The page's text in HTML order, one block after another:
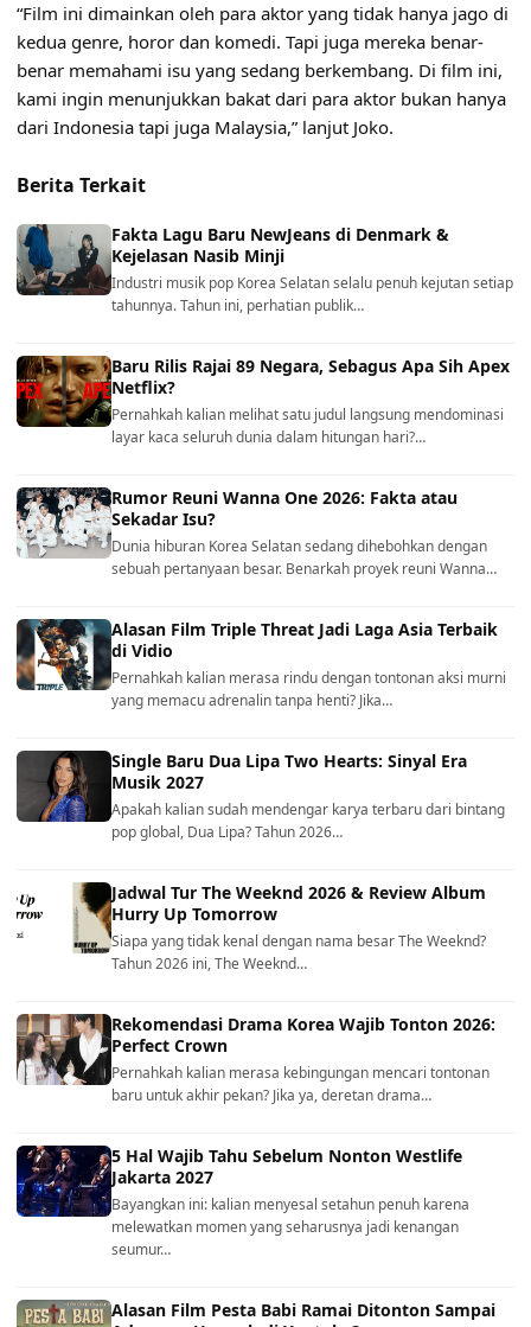
“Film ini dimainkan oleh para aktor yang tidak hanya jago di
kedua genre, horor dan komedi. Tapi juga mereka benar-
benar memahami isu yang sedang berkembang. Di film ini,
kami ingin menunjukkan bakat dari para aktor bukan hanya
dari Indonesia tapi juga Malaysia,” lanjut Joko.
Berita Terkait
Fakta Lagu Baru NewJeans di Denmark &
Kejelasan Nasib Minji
Industri musik pop Korea Selatan selalu penuh kejutan setiap
tahunnya. Tahun ini, perhatian publik…
Baru Rilis Rajai 89 Negara, Sebagus Apa Sih Apex
Netflix?
Pernahkah kalian melihat satu judul langsung mendominasi
layar kaca seluruh dunia dalam hitungan hari?…
Rumor Reuni Wanna One 2026: Fakta atau
Sekadar Isu?
Dunia hiburan Korea Selatan sedang dihebohkan dengan
sebuah pertanyaan besar. Benarkah proyek reuni Wanna…
Alasan Film Triple Threat Jadi Laga Asia Terbaik
di Vidio
Pernahkah kalian merasa rindu dengan tontonan aksi murni
yang memacu adrenalin tanpa henti? Jika…
Single Baru Dua Lipa Two Hearts: Sinyal Era
Musik 2027
Apakah kalian sudah mendengar karya terbaru dari bintang
pop global, Dua Lipa? Tahun 2026…
Jadwal Tur The Weeknd 2026 & Review Album
Hurry Up Tomorrow
Siapa yang tidak kenal dengan nama besar The Weeknd?
Tahun 2026 ini, The Weeknd…
Rekomendasi Drama Korea Wajib Tonton 2026:
Perfect Crown
Pernahkah kalian merasa kebingungan mencari tontonan
baru untuk akhir pekan? Jika ya, deretan drama…
5 Hal Wajib Tahu Sebelum Nonton Westlife
Jakarta 2027
Bayangkan ini: kalian menyesal setahun penuh karena
melewatkan momen yang seharusnya jadi kenangan
seumur…
Alasan Film Pesta Babi Ramai Ditonton Sampai